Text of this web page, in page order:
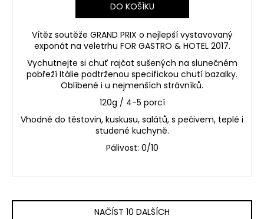
DO KOŠÍKU
Vítěz soutěže GRAND PRIX o nejlepší vystavovaný
exponát na veletrhu FOR GASTRO & HOTEL 2017.
Vychutnejte si chuť rajčat sušených na slunečném
pobřeží Itálie podtrženou specifickou chutí bazalky.
Oblíbené i u nejmenších strávníků.
120g / 4-5 porcí
Vhodné do těstovin, kuskusu, salátů, s pečivem, teplé i
studené kuchyně.
Pálivost: 0/10
NAČÍST 10 DALŠÍCH